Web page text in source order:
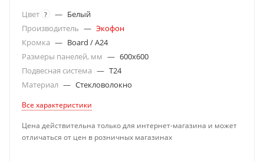
Цвет ? — Белый
Производитель — Экофон
Кромка — Board / A24
Размеры панелей, мм — 600x600
Подвесная система — T24
Материал — Стекловолокно
Все характеристики
Цена действительна только для интернет-магазина и может
отличаться от цен в розничных магазинах